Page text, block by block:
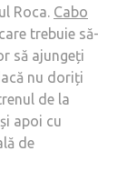
Roca. Cabo
trebuie să-
să ajungeți
nu doriți
de la
apoi cu
de